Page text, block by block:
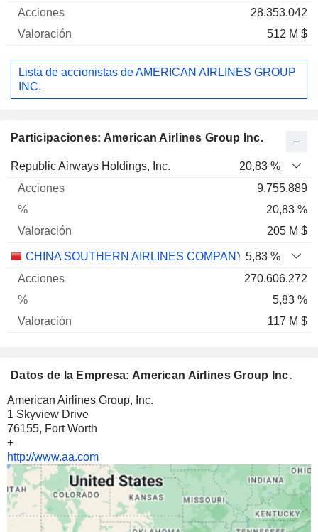
28.353.042
512 M $
Lista de accionistas de AMERICAN AIRLINES GROUP
INC.
Participaciones: American Airlines Group Inc.
Nombre Acciones % Valoración
Republic Airways Holdings, Inc.
20,83 %
9.755.889
20,83 %
205 M $
CHINA SOUTHERN AIRLINES COMPANY LIMITED
5,83 %
270.606.272
5,83 %
117 M $
Datos de la Empresa: American Airlines Group Inc.
American Airlines Group, Inc.
1 Skyview Drive
76155, Fort Worth
+
http://www.aa.com